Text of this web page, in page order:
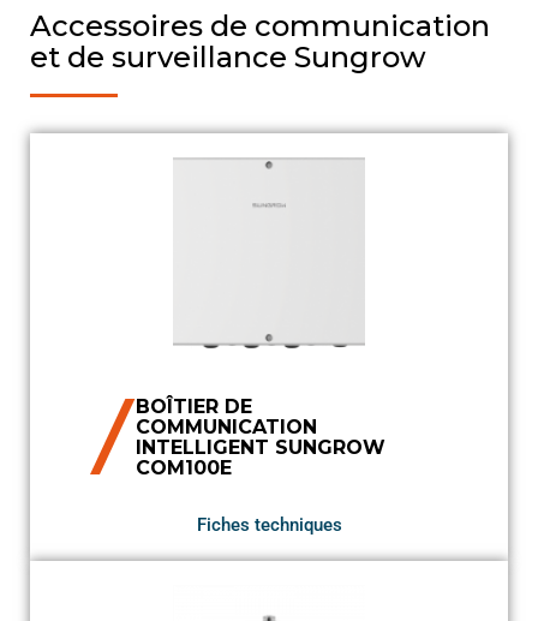
Accessoires de communication
et de surveillance Sungrow
BOÎTIER DE
COMMUNICATION
INTELLIGENT SUNGROW
COM100E
Fiches techniques